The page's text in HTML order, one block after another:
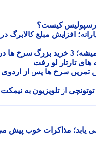
کیست؟
افزایش مبلغ کالابرگ در
نقل وانتقالات پرسپولیس داغ تر از همیشه؛ 3 خرید بزرگ سرخ ها در
تارتار لو رفت
سرخ ها پس از اردوی
از تلویزیون به نیمکت
مذاکرات خوب پیش می